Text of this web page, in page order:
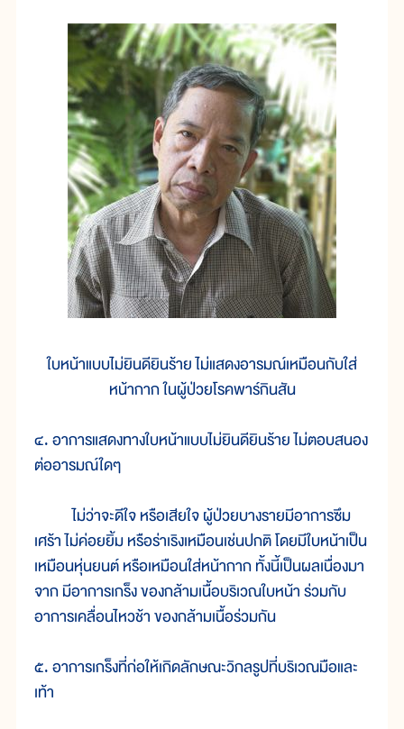
ใบหน้าแบบไม่ยินดียินร้าย ไม่แสดงอารมณ์เหมือนกับใส่
หน้ากาก ในผู้ป่วยโรคพาร์กินสัน
๔. อาการแสดงทางใบหน้าแบบไม่ยินดียินร้าย ไม่ตอบสนอง
ต่ออารมณ์ใดๆ
ไม่ว่าจะดีใจ หรือเสียใจ ผู้ป่วยบางรายมีอาการซึม
เศร้า ไม่ค่อยยิ้ม หรือร่าเริงเหมือนเช่นปกติ โดยมีใบหน้าเป็น
เหมือนหุ่นยนต์ หรือเหมือนใส่หน้ากาก ทั้งนี้เป็นผลเนื่องมา
จาก มีอาการเกร็ง ของกล้ามเนื้อบริเวณใบหน้า ร่วมกับ
อาการเคลื่อนไหวช้า ของกล้ามเนื้อร่วมกัน
๕. อาการเกร็งที่ก่อให้เกิดลักษณะวิกลรูปที่บริเวณมือและ
เท้า